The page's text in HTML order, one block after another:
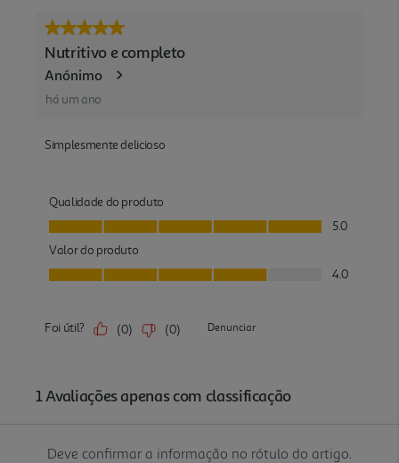
Deve confirmar a informação no rótulo do artigo.